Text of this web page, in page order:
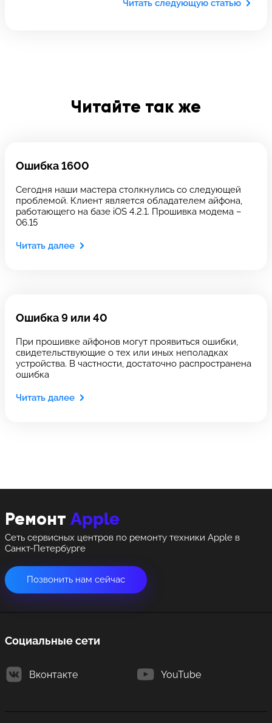
Читать следующую статью
Читайте так же
Ошибка 1600
Сегодня наши мастера столкнулись со следующей
проблемой. Клиент является обладателем айфона,
работающего на базе iOS 4.2.1. Прошивка модема –
06.15
Читать далее
Ошибка 9 или 40
При прошивке айфонов могут проявиться ошибки,
свидетельствующие о тех или иных неполадках
устройства. В частности, достаточно распространена
ошибка
Читать далее
Ремонт Apple
Сеть сервисных центров по ремонту техники Apple в
Санкт-Петербурге
Позвонить нам сейчас
Социальные сети
Вконтакте YouTube
Заполните форму обратной
Выберите сервис
Выберите адрес сервиса, в который хотите
Выберите сервис
Выберите адрес сервиса, в который хотите
Введите номер договора